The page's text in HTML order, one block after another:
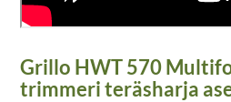
Grillo HWT 570
trimmeri teräsharja